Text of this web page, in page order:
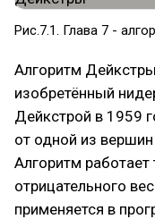
Рис.7.1. Глава 7 -
Алгоритм
изобретённый
Дейкстрой в 1959
от одной из
Алгоритм
отрицательного
применяется в